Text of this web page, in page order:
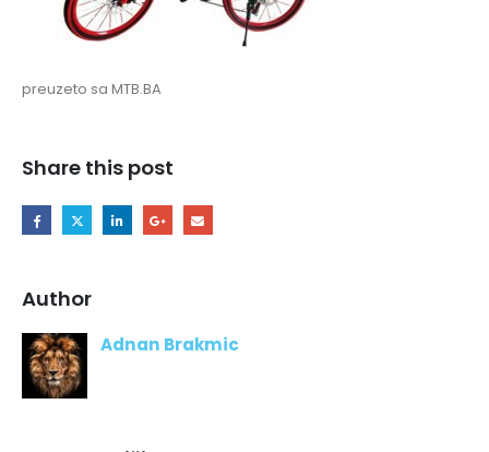
preuzeto sa MTB.BA
Share this post
Author
Adnan Brakmic